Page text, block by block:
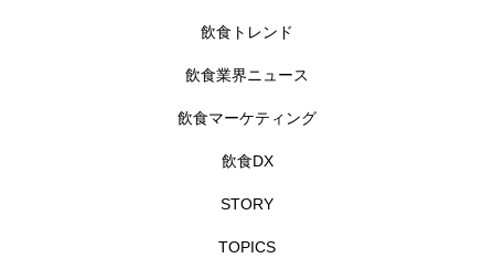
飲食トレンド
飲食業界ニュース
飲食マーケティング
飲食DX
STORY
TOPICS